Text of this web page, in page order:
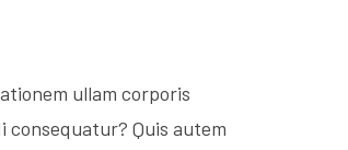
ullam corporis
consequatur? Quis autem